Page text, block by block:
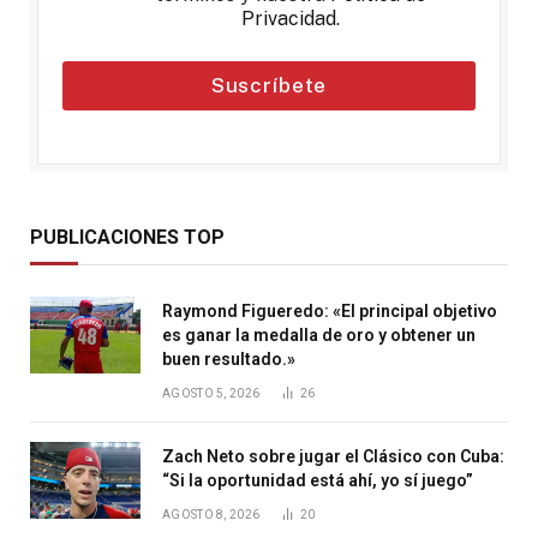
Privacidad.
Suscríbete
PUBLICACIONES TOP
Raymond Figueredo: «El principal objetivo
es ganar la medalla de oro y obtener un
buen resultado.»
AGOSTO 5, 2026 26
Zach Neto sobre jugar el Clásico con Cuba:
“Si la oportunidad está ahí, yo sí juego”
AGOSTO 8, 2026 20